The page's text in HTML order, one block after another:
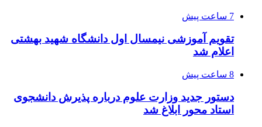
7 ساعت پیش
تقویم آموزشی نیمسال اول دانشگاه شهید بهشتی
اعلام شد
8 ساعت پیش
دستور جدید وزارت علوم درباره پذیرش دانشجوی
استاد محور ابلاغ شد